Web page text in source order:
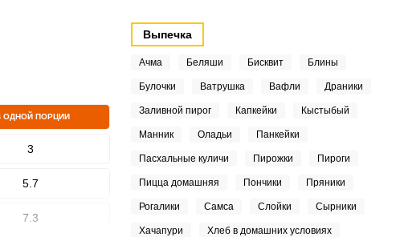
ОДНОЙ ПОРЦИИ
3
5.7
7.3
Выпечка
Ачма Беляши Бисквит Блины
Булочки Ватрушка Вафли Драники
Заливной пирог Капкейки Кыстыбый
Манник Оладьи Панкейки
Пасхальные куличи Пирожки Пироги
Пицца домашняя Пончики Пряники
Рогалики Самса Слойки Сырники
Хачапури Хлеб в домашних условиях